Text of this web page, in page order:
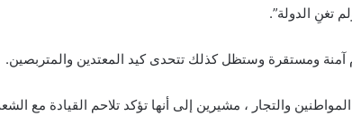
تغنِ الدولة”.
آمنة ومستقرة وستظل كذلك تتحدى كيد المعتدين والمتربصين.
والتجار ، مشيرين إلى أنها تؤكد تلاحم القيادة مع